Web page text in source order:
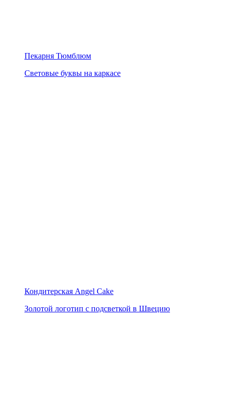
Пекарня Тюмблюм
Световые буквы на каркасе
Кондитерская Angel Cake
Золотой логотип с подсветкой в Швецию